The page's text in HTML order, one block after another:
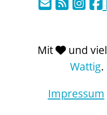
Mit und viel
Wattig.
Impressum